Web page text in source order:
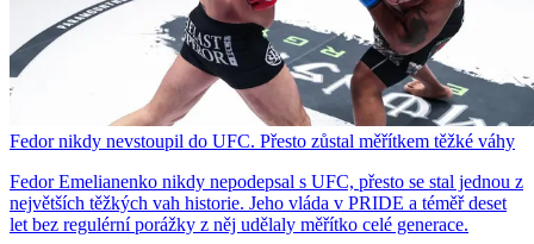
Fedor nikdy nevstoupil do UFC. Přesto zůstal měřítkem těžké váhy
Fedor Emelianenko nikdy nepodepsal s UFC, přesto se stal jednou z
největších těžkých vah historie. Jeho vláda v PRIDE a téměř deset
let bez regulérní porážky z něj udělaly měřítko celé generace.